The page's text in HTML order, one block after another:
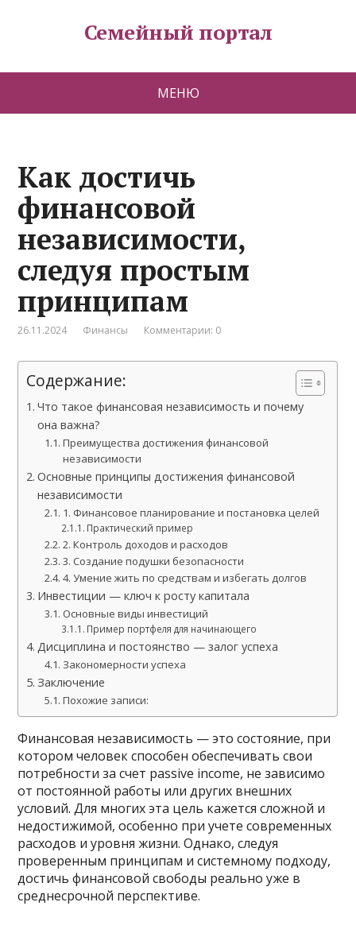
Семейный портал
МЕНЮ
Как достичь
финансовой
независимости,
следуя простым
принципам
26.11.2024 Финансы Комментарии: 0
Содержание:
Что такое финансовая независимость и почему
она важна?
Преимущества достижения финансовой
независимости
Основные принципы достижения финансовой
независимости
1. Финансовое планирование и постановка целей
Практический пример
2. Контроль доходов и расходов
3. Создание подушки безопасности
4. Умение жить по средствам и избегать долгов
Инвестиции — ключ к росту капитала
Основные виды инвестиций
Пример портфеля для начинающего
Дисциплина и постоянство — залог успеха
Закономерности успеха
Заключение
Похожие записи:
Финансовая независимость — это состояние, при
котором человек способен обеспечивать свои
потребности за счет passive income, не зависимо
от постоянной работы или других внешних
условий. Для многих эта цель кажется сложной и
недостижимой, особенно при учете современных
расходов и уровня жизни. Однако, следуя
проверенным принципам и системному подходу,
достичь финансовой свободы реально уже в
среднесрочной перспективе.